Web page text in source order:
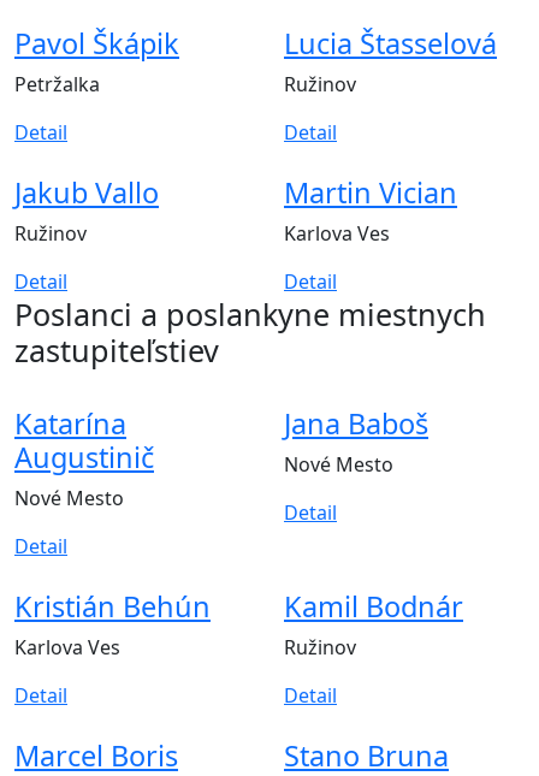
Pavol Škápik
Petržalka
Detail
Lucia Štasselová
Ružinov
Detail
Jakub Vallo
Ružinov
Detail
Martin Vician
Karlova Ves
Detail
Poslanci a poslankyne miestnych
zastupiteľstiev
Katarína
Augustinič
Nové Mesto
Detail
Jana Baboš
Nové Mesto
Detail
Kristián Behún
Karlova Ves
Detail
Kamil Bodnár
Ružinov
Detail
Marcel Boris Stano Bruna